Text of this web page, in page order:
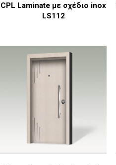
CPL Laminate με σχέδιο inox
LS112